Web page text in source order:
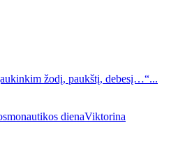
žodį, paukštį, debesį…“...
Viktorina